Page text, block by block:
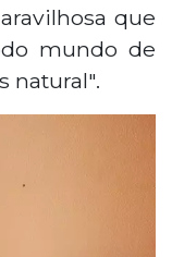
que
mundo de
natural".